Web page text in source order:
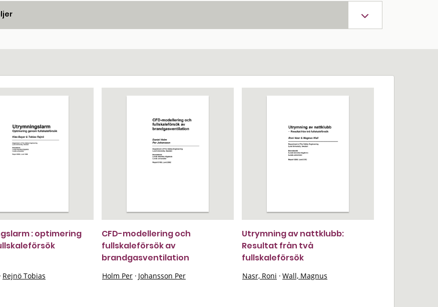
: optimering
· Rejnö Tobias
CFD-modellering och
fullskaleförsök av
brandgasventilation
Holm Per · Johansson Per
Utrymning av nattklubb:
Resultat från två
fullskaleförsök
Nasr, Roni · Wall, Magnus